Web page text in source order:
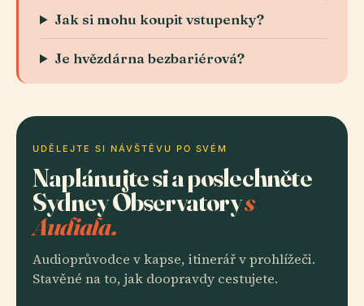
Jak si mohu koupit vstupenky?
Je hvězdárna bezbariérová?
UDĚLEJTE SI NÁVŠTĚVU PO SVÉM
Naplánujte si a poslechněte
Sydney Observatorys
Audiala.
Audioprůvodce v kapse, itinerář v prohlížeči.
Stavěné na to, jak doopravdy cestujete.